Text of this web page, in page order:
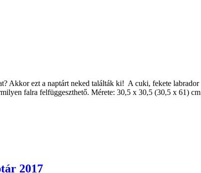
Akkor ezt a naptárt neked találták ki! A cuki, fekete labrador
falra felfüggeszthető. Mérete: 30,5 x 30,5 (30,5 x 61) cm
2017